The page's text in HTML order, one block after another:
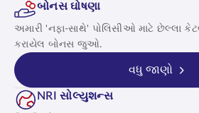
બોનસ ઘોષણા
અમારી 'નફા-સાથે' પોલિસીઓ માટે છેલ્લા
કરાયેલ બોનસ જુઓ.
વધુ જાણો
NRI સોલ્યુશન્સ